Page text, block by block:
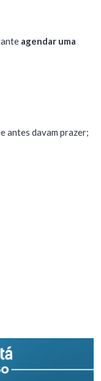
agendar uma
antes davam prazer;